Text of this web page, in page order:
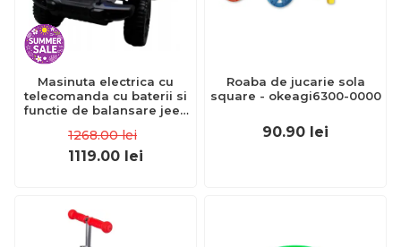
Masinuta electrica cu
telecomanda cu baterii si
functie de balansare jeep
edeedits-159alb
1268.00 lei
1119.00 lei
Roaba de jucarie sola
square - okeagi6300-0000
90.90 lei